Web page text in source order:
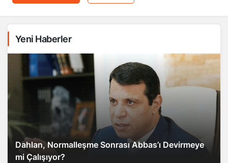
Yeni Haberler
Dahlan, Normalleşme Sonrası Abbas’ı Devirmeye
mi Çalışıyor?